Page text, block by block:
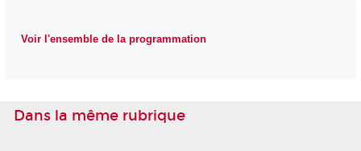
Voir l'ensemble de la programmation
Dans la même rubrique